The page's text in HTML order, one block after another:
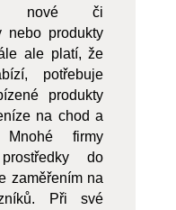
nové či
nebo produkty
ale platí, že
potřebuje
produkty
na chod a
firmy
do
zaměřením na
Při své